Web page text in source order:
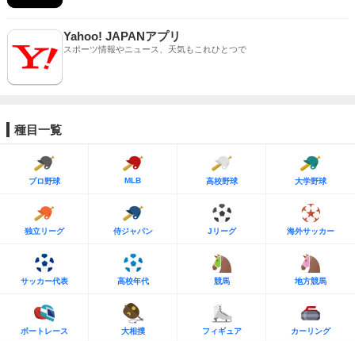
Yahoo! JAPANアプリ
スポーツ情報やニュース、天気もこれひとつで
種目一覧
プロ野球 MLB 高校野球 大学野球
独立リーグ 侍ジャパン Jリーグ 海外サッカー
サッカー代表 高校年代 競馬 地方競馬
ボートレース 大相撲 フィギュア カーリング